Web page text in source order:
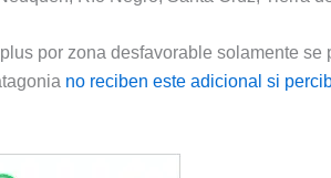
por zona desfavorable solamente
no reciben este adicional si